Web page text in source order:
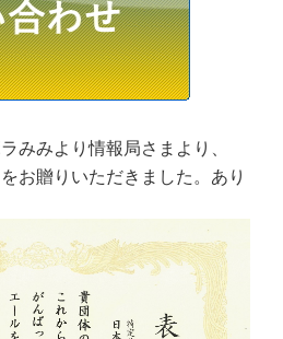
みみより情報局さまより、
お贈りいただきました。あり